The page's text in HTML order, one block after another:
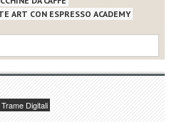
ART CON ESPRESSO ACADEMY
Digitali